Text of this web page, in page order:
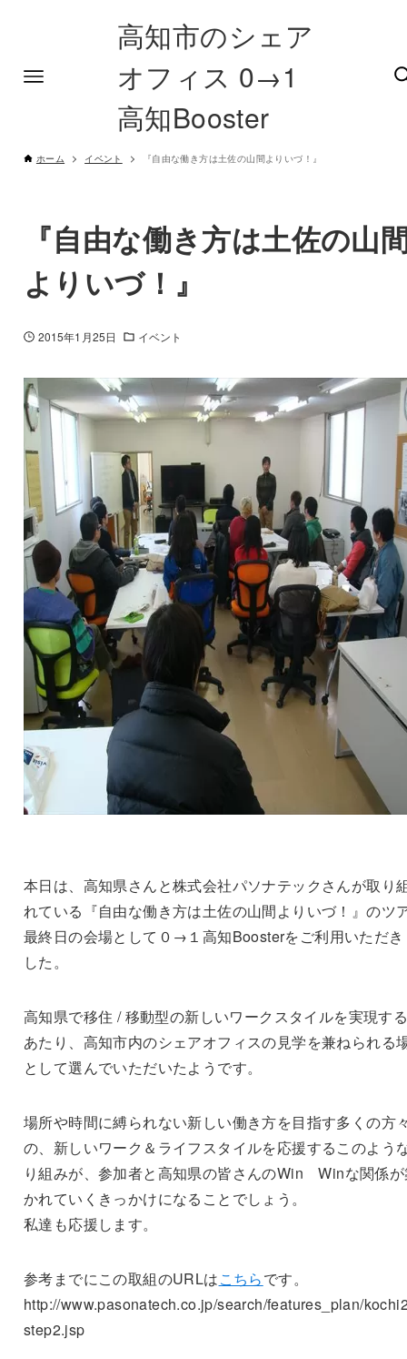
高知市のシェア
オフィス 0→1
高知Booster
ホーム イベント 『自由な働き方は土佐の山間よりいづ！』
『自由な働き方は土佐の山
よりいづ！』
2015年1月25日 イベント
本日は、高知県さんと株式会社パソナテックさんが取り
れている『自由な働き方は土佐の山間よりいづ！』のツ
最終日の会場として０→１高知Boosterをご利用いただ
した。
高知県で移住 / 移動型の新しいワークスタイルを実現す
あたり、高知市内のシェアオフィスの見学を兼ねられる
として選んでいただいたようです。
場所や時間に縛られない新しい働き方を目指す多くの方
の、新しいワーク＆ライフスタイルを応援するこのよう
り組みが、参加者と高知県の皆さんのWin Winな関係
かれていくきっかけになることでしょう。
私達も応援します。
参考までにこの取組のURLはこちらです。
http://www.pasonatech.co.jp/search/features_plan/
step2.jsp